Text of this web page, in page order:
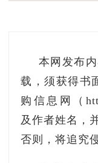
本网发布
载，须获得书
购信息网（
及作者姓名，
否则，将追究